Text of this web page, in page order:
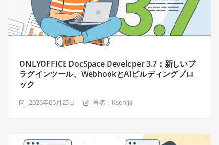
ONLYOFFICE DocSpace Developer 3.7：新しいプ
ラグインツール、WebhookとAIビルディングブロ
ック
2026年06月25日 著者：Ksenija